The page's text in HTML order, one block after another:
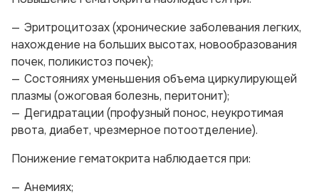
Эритроцитозах (хронические заболевания легких,
нахождение на больших высотах, новообразования
почек, поликистоз почек);
Состояниях уменьшения объема циркулирующей
плазмы (ожоговая болезнь, перитонит);
Дегидратации (профузный понос, неукротимая
рвота, диабет, чрезмерное потоотделение).
Понижение гематокрита наблюдается при:
Анемиях;